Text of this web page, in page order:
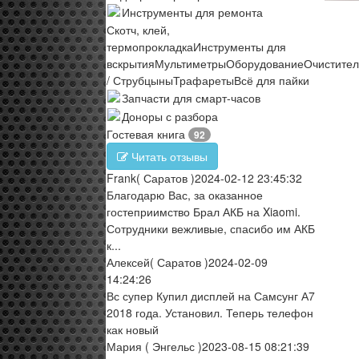
Инструменты для ремонта
Скотч, клей,
термопрокладкаИнструменты для
вскрытияМультиметрыОборудование
/ СтрубцыныТрафаретыВсё для пайки
Запчасти для смарт-часов
Доноры с разбора
Гостевая книга
92
Читать отзывы
Frank( Саратов )2024-02-12 23:45:32
Благодарю Вас, за оказанное
гостеприимство Брал АКБ на Xiaomi.
Сотрудники вежливые, спасибо им АКБ
к...
Алексей( Саратов )2024-02-09
14:24:26
Вс супер Купил дисплей на Самсунг А7
2018 года. Установил. Теперь телефон
как новый
Мария ( Энгельс )2023-08-15 08:21:39